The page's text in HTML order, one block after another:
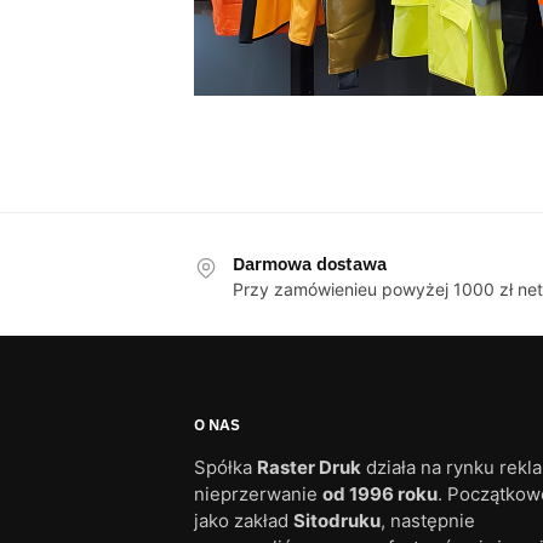
Darmowa dostawa
Przy zamówienieu powyżej 1000 zł
O NAS
Spółka Raster Druk działa na rynku
nieprzerwanie od 1996 roku.
jako zakład Sitodruku, następnie